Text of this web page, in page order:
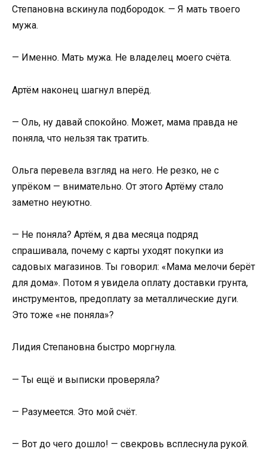
Степановна вскинула подбородок. — Я мать твоего
мужа.
— Именно. Мать мужа. Не владелец моего счёта.
Артём наконец шагнул вперёд.
— Оль, ну давай спокойно. Может, мама правда не
поняла, что нельзя так тратить.
Ольга перевела взгляд на него. Не резко, не с
упрёком — внимательно. От этого Артёму стало
заметно неуютно.
— Не поняла? Артём, я два месяца подряд
спрашивала, почему с карты уходят покупки из
садовых магазинов. Ты говорил: «Мама мелочи берёт
для дома». Потом я увидела оплату доставки грунта,
инструментов, предоплату за металлические дуги.
Это тоже «не поняла»?
Лидия Степановна быстро моргнула.
— Ты ещё и выписки проверяла?
— Разумеется. Это мой счёт.
— Вот до чего дошло! — свекровь всплеснула рукой.